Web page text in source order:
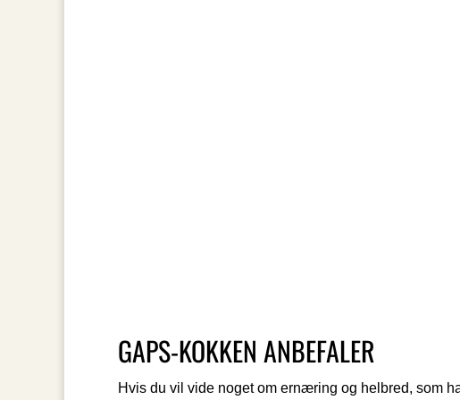
GAPS-KOKKEN ANBEFALER
Hvis du vil vide noget om ernæring og helbred, som